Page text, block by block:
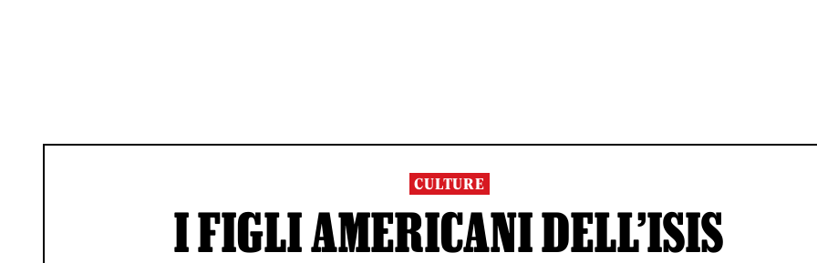
CULTURE
I FIGLI AMERICANI DELL’ISIS